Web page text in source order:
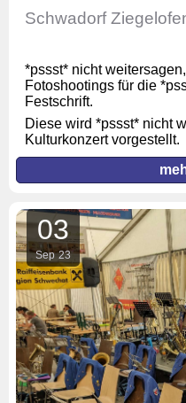
Schwadorf
*pssst* nicht
Fotoshootings für die
Festschrift.
Diese wird *pssst* nicht
Kulturkonzert vorgestellt.
03
Sep 23